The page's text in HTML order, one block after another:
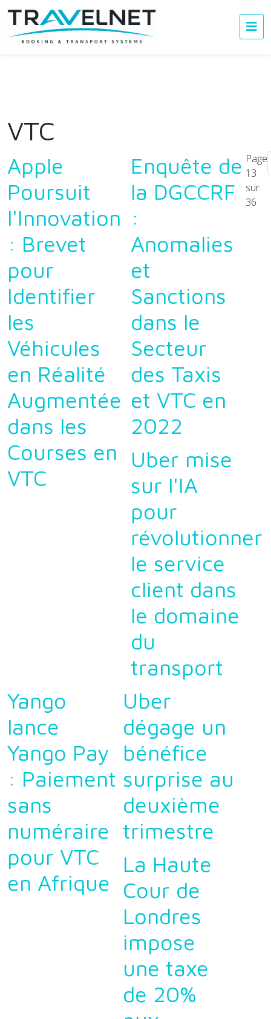
VTC
Apple
Poursuit
l'Innovation
: Brevet
pour
Identifier
les
Véhicules
en Réalité
Augmentée
dans les
Courses en
VTC
Enquête de
la DGCCRF
:
Anomalies
et
Sanctions
dans le
Secteur
des Taxis
et VTC en
2022
Uber mise
sur l'IA
pour
révolutionner
le service
client dans
le domaine
du
transport
Yango
lance
Yango Pay
: Paiement
sans
numéraire
pour VTC
en Afrique
Uber
dégage un
bénéfice
surprise au
deuxième
trimestre
La Haute
Cour de
Londres
impose
une taxe
de 20%
Page
13
sur
36